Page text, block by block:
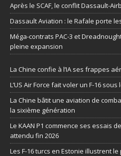
Après le SCAF, le conflit Dassault-
Dassault Aviation : le Rafale porte
Méga-contrats PAC-3 et
pleine expansion
La Chine confie à l’IA ses frappes
L’US Air Force fait voler un F-16 sous
La Chine bâtit une aviation de
la sixième génération
Le KAAN P1 commence ses essais
attendu fin 2026
Les F-16 turcs en Estonie illustrent